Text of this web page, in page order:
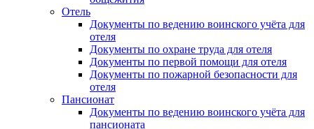
Отель
Документы по ведению воинского учёта для
отеля
Документы по охране труда для отеля
Документы по первой помощи для отеля
Документы по пожарной безопасности для
отеля
Пансионат
Документы по ведению воинского учёта для
пансионата